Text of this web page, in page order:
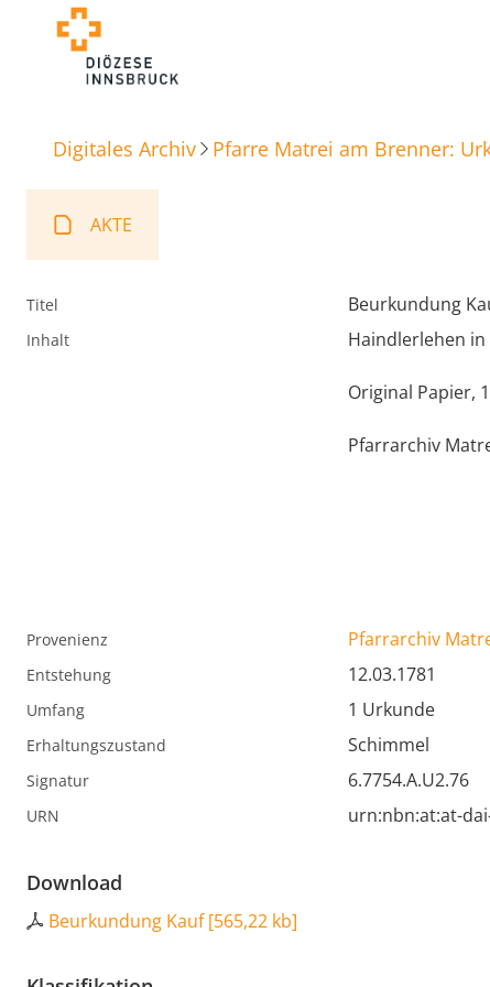
Digitales Archiv Pfarre Matrei am Brenner:
AKTE
Titel Beurkundung
Inhalt Haindlerlehen
Original Papier,
Pfarrarchiv
Provenienz Pfarrarchiv
Entstehung 12.03.1781
Umfang 1 Urkunde
Erhaltungszustand Schimmel
Signatur 6.7754.A.U2.76
URN urn:nbn:at:at-
Download
Beurkundung Kauf[565,22 kb]